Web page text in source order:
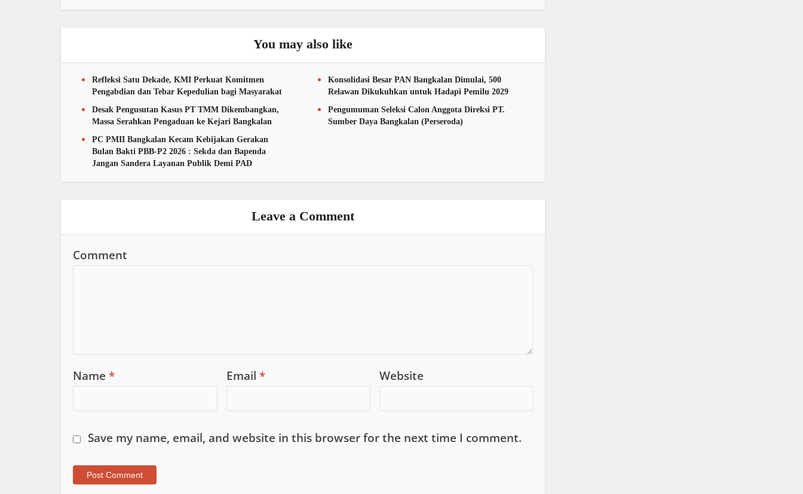
You may also like
Refleksi Satu Dekade, KMI Perkuat Komitmen
Pengabdian dan Tebar Kepedulian bagi Masyarakat
Konsolidasi Besar PAN Bangkalan Dimulai, 500
Relawan Dikukuhkan untuk Hadapi Pemilu 2029
Desak Pengusutan Kasus PT TMM Dikembangkan,
Massa Serahkan Pengaduan ke Kejari Bangkalan
Pengumuman Seleksi Calon Anggota Direksi PT.
Sumber Daya Bangkalan (Perseroda)
PC PMII Bangkalan Kecam Kebijakan Gerakan
Bulan Bakti PBB-P2 2026 : Sekda dan Bapenda
Jangan Sandera Layanan Publik Demi PAD
Leave a Comment
Comment
Name * Email * Website
Save my name, email, and website in this browser for the next time I comment.